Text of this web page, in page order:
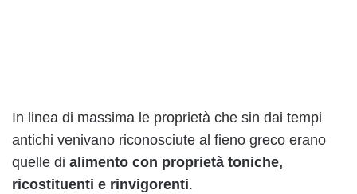
In linea di massima le proprietà che sin dai tempi
antichi venivano riconosciute al fieno greco erano
quelle di alimento con proprietà toniche,
ricostituenti e rinvigorenti.